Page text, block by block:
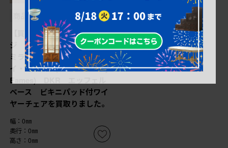
商品番号 B-068273
【買取】アメリカビンテー
ジ Hermanmiller(ハーマン
ミラー社) チャールズ&レ
イ・イームズ(Charles & Ray
Eames) DKR エッフェル
ベース ビキニパッド付ワイ
ヤーチェアを買取りました。
幅：0㎜
奥行：0㎜
高さ：0㎜